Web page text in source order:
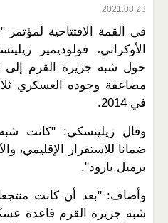
2021.08.23
في القمة الافتتاحية
الأوكراني، فولوديمير
حول شبه جزيرة القرم
مضاعفة وجوده العسكري
في 2014.
وقال زيلينسكي: "كانت شبه
ضمانا للاستقرار الإقليمي،
برميل بارود".
وأضاف: "بعد أن كانت
شبه جزيرة القرم قاعدة